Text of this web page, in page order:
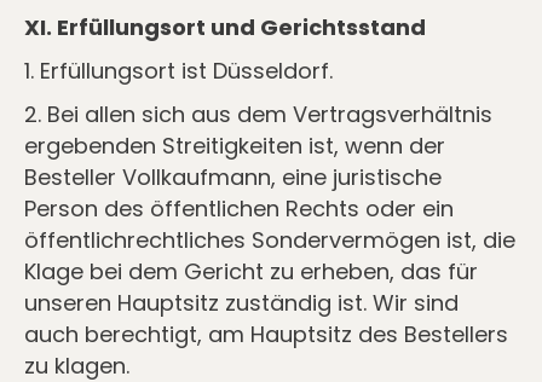
XI. Erfüllungsort und Gerichtsstand
1. Erfüllungsort ist Düsseldorf.
2. Bei allen sich aus dem Vertragsverhältnis
ergebenden Streitigkeiten ist, wenn der
Besteller Vollkaufmann, eine juristische
Person des öffentlichen Rechts oder ein
öffentlichrechtliches Sondervermögen ist, die
Klage bei dem Gericht zu erheben, das für
unseren Hauptsitz zuständig ist. Wir sind
auch berechtigt, am Hauptsitz des Bestellers
zu klagen.